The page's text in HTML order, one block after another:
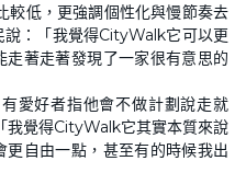
低，更強調個性化與慢節奏去
：「我覺得CityWalk它可以更
著走著發現了一家很有意思的
愛好者指他會不做計劃說走就
覺得CityWalk它其實本質來說
自由一點，甚至有的時候我出